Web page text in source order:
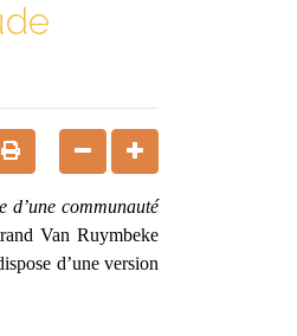
d’une communauté
Van Ruymbeke
d’une version